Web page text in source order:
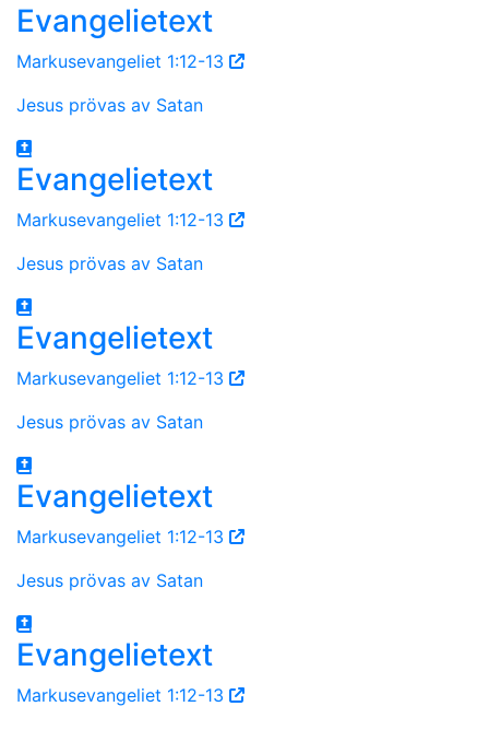
Evangelietext
Markusevangeliet 1:12-13
Jesus prövas av Satan
Evangelietext
Markusevangeliet 1:12-13
Jesus prövas av Satan
Evangelietext
Markusevangeliet 1:12-13
Jesus prövas av Satan
Evangelietext
Markusevangeliet 1:12-13
Jesus prövas av Satan
Evangelietext
Markusevangeliet 1:12-13